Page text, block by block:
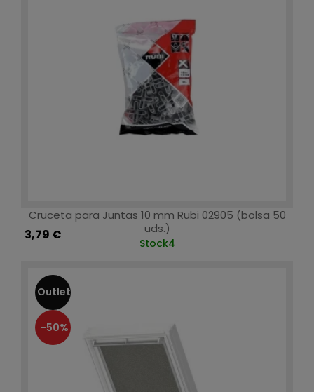
Cruceta para Juntas 10 mm Rubi 02905 (bolsa 50
uds.)
3,79 €
Stock4
Outlet
-50%